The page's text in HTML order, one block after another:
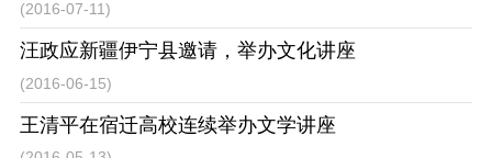
(2016-07-11)
汪政应新疆伊宁县邀请，举办文化讲座
(2016-06-15)
王清平在宿迁高校连续举办文学讲座